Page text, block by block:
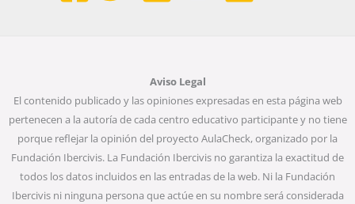
Aviso Legal
El contenido publicado y las opiniones expresadas en esta página web
pertenecen a la autoría de cada centro educativo participante y no tiene
porque reflejar la opinión del proyecto AulaCheck, organizado por la
Fundación Ibercivis. La Fundación Ibercivis no garantiza la exactitud de
todos los datos incluidos en las entradas de la web. Ni la Fundación
Ibercivis ni ninguna persona que actúe en su nombre será considerada